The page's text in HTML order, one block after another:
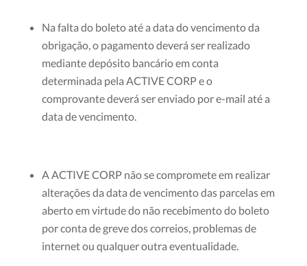
Na falta do boleto até a data do vencimento da
obrigação, o pagamento deverá ser realizado
mediante depósito bancário em conta
determinada pela ACTIVE CORP e o
comprovante deverá ser enviado por e-mail até a
data de vencimento.
A ACTIVE CORP não se compromete em realizar
alterações da data de vencimento das parcelas em
aberto em virtude do não recebimento do boleto
por conta de greve dos correios, problemas de
internet ou qualquer outra eventualidade.